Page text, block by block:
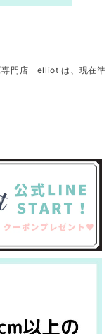
専門店 elliot は、現在準